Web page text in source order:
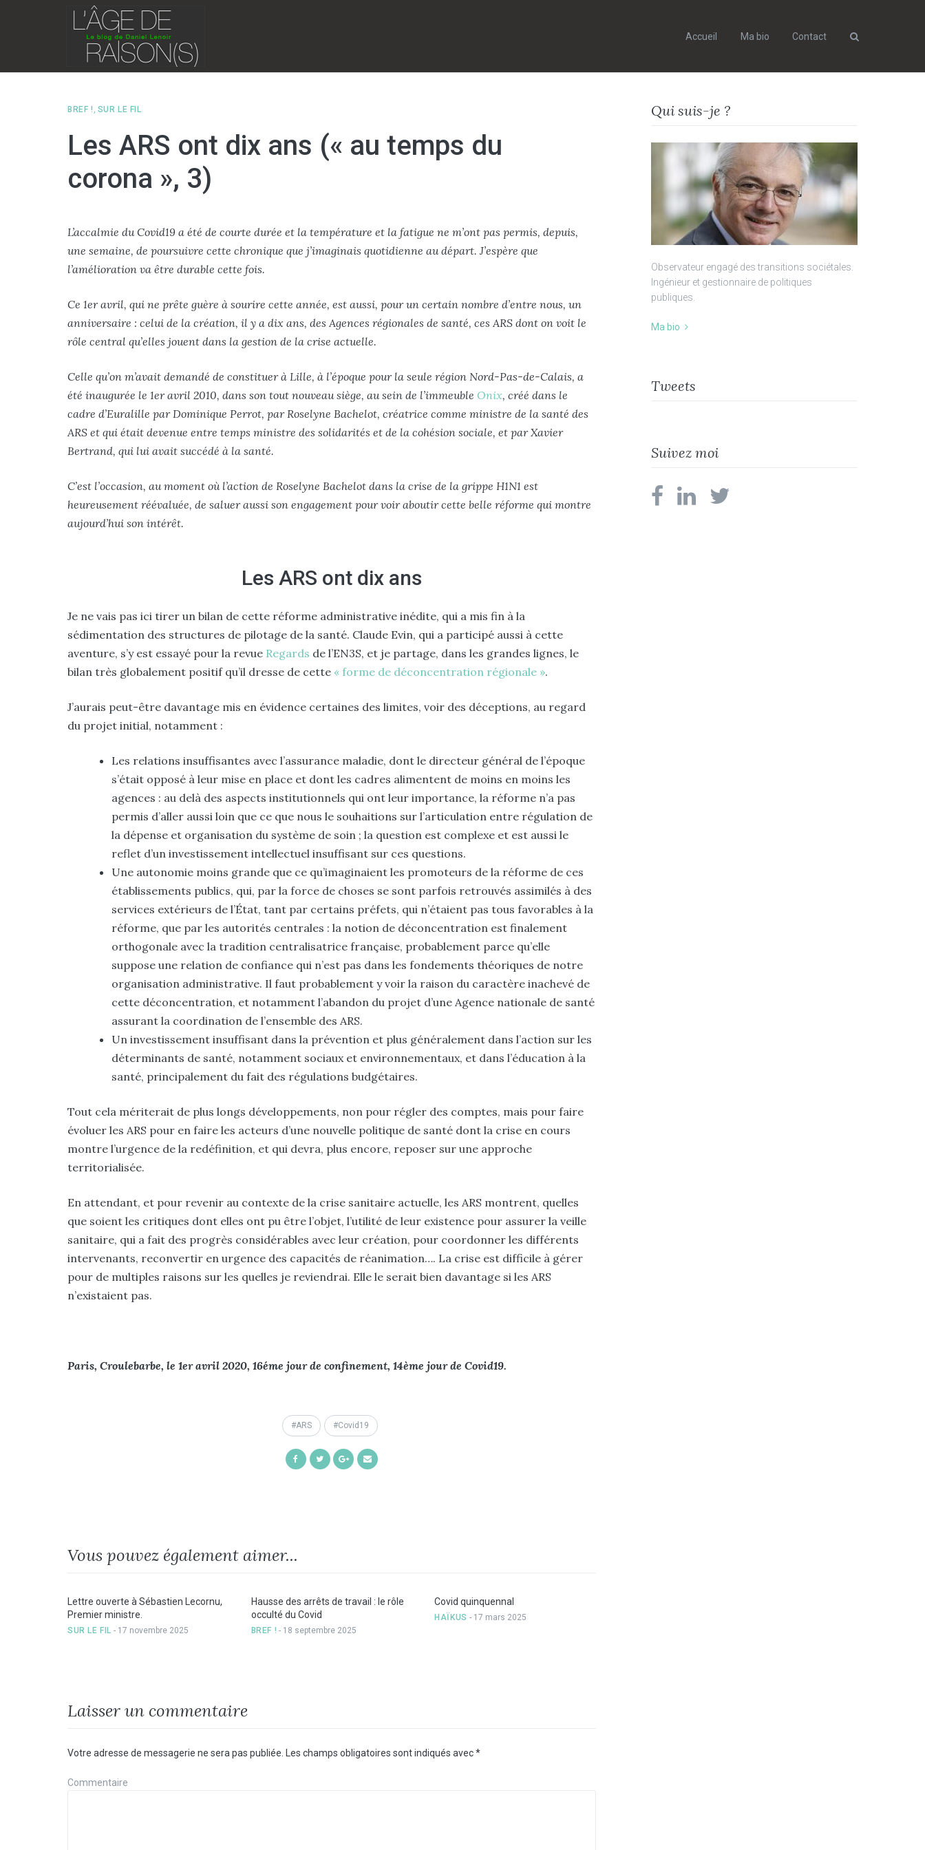
to
Accueil Ma bio Contact
BREF ! , SUR LE FIL
Les ARS ont dix ans (« au temps du
corona », 3)
L’accalmie du Covid19 a été de courte durée et la température et la fatigue ne m’ont pas permis, depuis,
une semaine, de poursuivre cette chronique que j’imaginais quotidienne au départ. J’espère que
l’amélioration va être durable cette fois.
Ce 1er avril, qui ne prête guère à sourire cette année, est aussi, pour un certain nombre d’entre nous, un
anniversaire : celui de la création, il y a dix ans, des Agences régionales de santé, ces ARS dont on voit le
rôle central qu’elles jouent dans la gestion de la crise actuelle.
Celle qu’on m’avait demandé de constituer à Lille, à l’époque pour la seule région Nord-Pas-de-Calais, a
été inaugurée le 1er avril 2010, dans son tout nouveau siège, au sein de l’immeuble Onix, créé dans le
cadre d’Euralille par Dominique Perrot, par Roselyne Bachelot, créatrice comme ministre de la santé des
ARS et qui était devenue entre temps ministre des solidarités et de la cohésion sociale, et par Xavier
Bertrand, qui lui avait succédé à la santé.
C’est l’occasion, au moment où l’action de Roselyne Bachelot dans la crise de la grippe H1N1 est
heureusement réévaluée, de saluer aussi son engagement pour voir aboutir cette belle réforme qui montre
aujourd’hui son intérêt.
Les ARS ont dix ans
Je ne vais pas ici tirer un bilan de cette réforme administrative inédite, qui a mis fin à la
sédimentation des structures de pilotage de la santé. Claude Evin, qui a participé aussi à cette
aventure, s’y est essayé pour la revue Regards de l’EN3S, et je partage, dans les grandes lignes, le
bilan très globalement positif qu’il dresse de cette « forme de déconcentration régionale ».
J’aurais peut-être davantage mis en évidence certaines des limites, voir des déceptions, au regard
du projet initial, notamment :
Les relations insuffisantes avec l’assurance maladie, dont le directeur général de l’époque
s’était opposé à leur mise en place et dont les cadres alimentent de moins en moins les
agences : au delà des aspects institutionnels qui ont leur importance, la réforme n’a pas
permis d’aller aussi loin que ce que nous le souhaitions sur l’articulation entre régulation de
la dépense et organisation du système de soin ; la question est complexe et est aussi le
reflet d’un investissement intellectuel insuffisant sur ces questions.
Une autonomie moins grande que ce qu’imaginaient les promoteurs de la réforme de ces
établissements publics, qui, par la force de choses se sont parfois retrouvés assimilés à des
services extérieurs de l’État, tant par certains préfets, qui n’étaient pas tous favorables à la
réforme, que par les autorités centrales : la notion de déconcentration est finalement
orthogonale avec la tradition centralisatrice française, probablement parce qu’elle
suppose une relation de confiance qui n’est pas dans les fondements théoriques de notre
organisation administrative. Il faut probablement y voir la raison du caractère inachevé de
cette déconcentration, et notamment l’abandon du projet d’une Agence nationale de santé
assurant la coordination de l’ensemble des ARS.
Un investissement insuffisant dans la prévention et plus généralement dans l’action sur les
déterminants de santé, notamment sociaux et environnementaux, et dans l’éducation à la
santé, principalement du fait des régulations budgétaires.
Tout cela mériterait de plus longs développements, non pour régler des comptes, mais pour faire
évoluer les ARS pour en faire les acteurs d’une nouvelle politique de santé dont la crise en cours
montre l’urgence de la redéfinition, et qui devra, plus encore, reposer sur une approche
territorialisée.
En attendant, et pour revenir au contexte de la crise sanitaire actuelle, les ARS montrent, quelles
que soient les critiques dont elles ont pu être l’objet, l’utilité de leur existence pour assurer la veille
sanitaire, qui a fait des progrès considérables avec leur création, pour coordonner les différents
intervenants, reconvertir en urgence des capacités de réanimation…. La crise est difficile à gérer
pour de multiples raisons sur les quelles je reviendrai. Elle le serait bien davantage si les ARS
n’existaient pas.
Paris, Croulebarbe, le 1er avril 2020, 16éme jour de confinement, 14ème jour de Covid19.
ARS Covid19
ShareShareShare
Vous pouvez également aimer...
Lettre ouverte à Sébastien Lecornu,
Premier ministre.
SUR LE FIL - 17 novembre 2025
Hausse des arrêts de travail : le rôle
occulté du Covid
BREF ! - 18 septembre 2025
Covid quinquennal
HAÏKUS - 17 mars 2025
Laisser un commentaire
Votre adresse de messagerie ne sera pas publiée. Les champs obligatoires sont indiqués avec*
Commentaire
Qui suis-je ?
Observateur engagé des transitions sociétales.
Ingénieur et gestionnaire de politiques
publiques.
Ma bio
Tweets
Suivez moi
facebooklinkedin